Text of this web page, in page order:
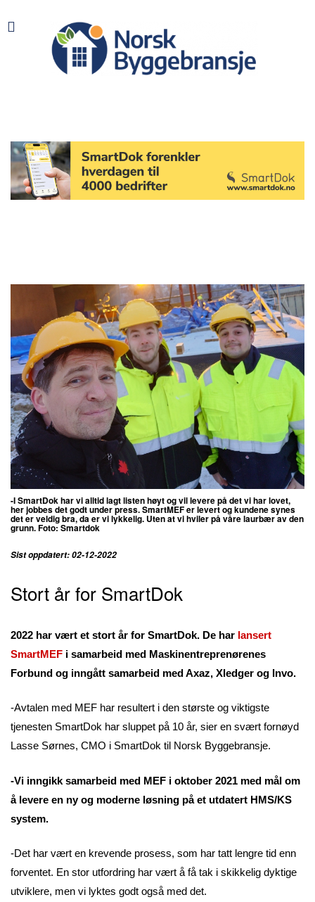
-I SmartDok har vi alltid lagt listen høyt og vil levere på det vi har lovet,
her jobbes det godt under press. SmartMEF er levert og kundene synes
det er veldig bra, da er vi lykkelig. Uten at vi hviler på våre laurbær av den
grunn. Foto: Smartdok
Sist oppdatert: 02-12-2022
Stort år for SmartDok
2022 har vært et stort år for SmartDok. De har lansert
SmartMEF i samarbeid med Maskinentreprenørenes
Forbund og inngått samarbeid med Axaz, Xledger og Invo.
-Avtalen med MEF har resultert i den største og viktigste
tjenesten SmartDok har sluppet på 10 år, sier en svært fornøyd
Lasse Sørnes, CMO i SmartDok til Norsk Byggebransje.
-Vi inngikk samarbeid med MEF i oktober 2021 med mål om
å levere en ny og moderne løsning på et utdatert HMS/KS
system.
-Det har vært en krevende prosess, som har tatt lengre tid enn
forventet. En stor utfordring har vært å få tak i skikkelig dyktige
utviklere, men vi lyktes godt også med det.